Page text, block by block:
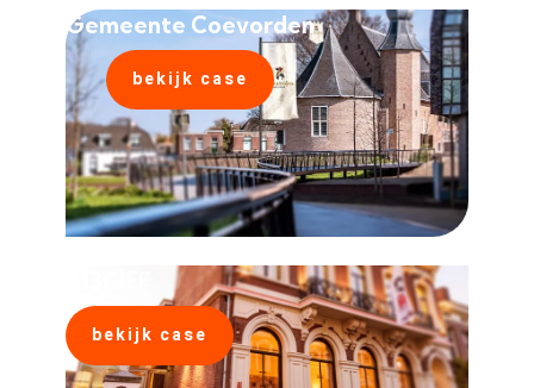
Gemeente Coevorden
bekijk case
bekijk case